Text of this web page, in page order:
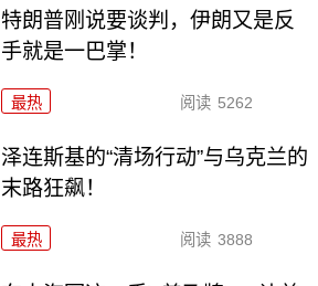
特朗普刚说要谈判，伊朗又是反
手就是一巴掌！
最热 阅读 5262
泽连斯基的“清场行动”与乌克兰的
末路狂飙！
最热 阅读 3888